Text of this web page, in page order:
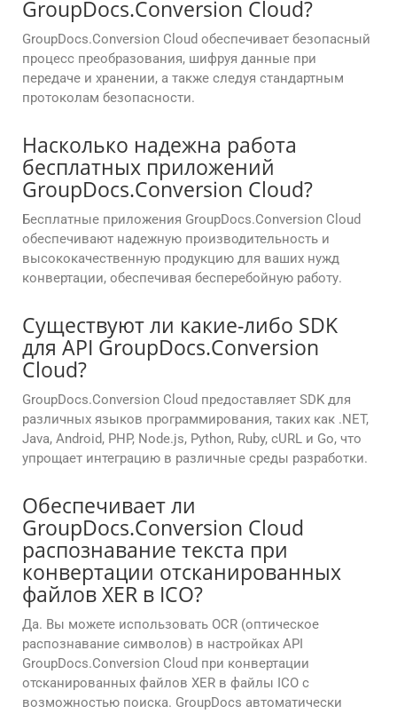
GroupDocs.Conversion Cloud?
GroupDocs.Conversion Cloud обеспечивает безопасный
процесс преобразования, шифруя данные при
передаче и хранении, а также следуя стандартным
протоколам безопасности.
Насколько надежна работа
бесплатных приложений
GroupDocs.Conversion Cloud?
Бесплатные приложения GroupDocs.Conversion Cloud
обеспечивают надежную производительность и
высококачественную продукцию для ваших нужд
конвертации, обеспечивая бесперебойную работу.
Существуют ли какие-либо SDK
для API GroupDocs.Conversion
Cloud?
GroupDocs.Conversion Cloud предоставляет SDK для
различных языков программирования, таких как .NET,
Java, Android, PHP, Node.js, Python, Ruby, cURL и Go, что
упрощает интеграцию в различные среды разработки.
Обеспечивает ли
GroupDocs.Conversion Cloud
распознавание текста при
конвертации отсканированных
файлов XER в ICO?
Да. Вы можете использовать OCR (оптическое
распознавание символов) в настройках API
GroupDocs.Conversion Cloud при конвертации
отсканированных файлов XER в файлы ICO с
возможностью поиска. GroupDocs автоматически